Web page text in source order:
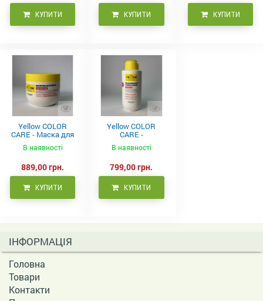
КУПИТИ КУПИТИ КУПИТИ
Yellow COLOR
CARE - Маска для
фарбованого
волосся, 500 мл
В наявності
889,00 грн.
КУПИТИ
Yellow COLOR
CARE -
Кондиціонер для
фарбованого
В наявності
799,00 грн.
КУПИТИ
ІНФОРМАЦІЯ
Головна
Товари
Контакти